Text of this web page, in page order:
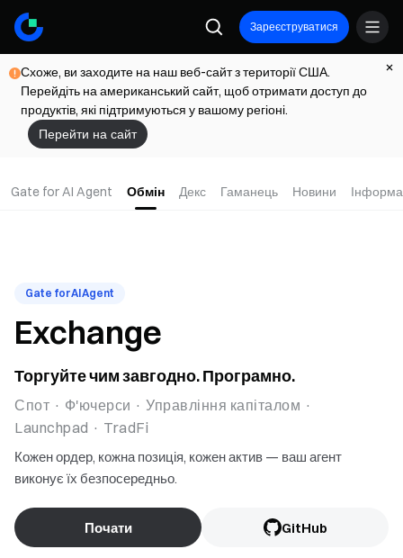
Зареєструватися
Схоже, ви заходите на наш веб-сайт з території США.
Перейдіть на американський сайт, щоб отримати доступ до
продуктів, які підтримуються у вашому регіоні.
Перейти на сайт
Gate for AI Agent Обмін Декс Гаманець Новини
Gate for AI Agent
Exchange
Торгуйте чим завгодно. Програмно.
Спот · Ф'ючерси · Управління капіталом ·
Launchpad · TradFi
Кожен ордер, кожна позиція, кожен актив — ваш агент
виконує їх безпосередньо.
Почати GitHub